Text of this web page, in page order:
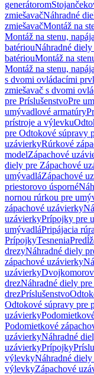
generátorom
zmiešavačNáhradné
zmiešavačMontáž na
Montáž na stenu,
batériouNáhradné diely
batériouMontáž na
Montáž na stenu,
s dvomi ovládacími
zmiešavač s dvomi
pre PríslušenstvoPre
umývadlové armatúry
prístroje a výlevku
pre Odtokové súpravy
uzávierkyRúrkové
modelZápachové
diely pre Zápachové
umývadláZápachové
priestorovo úsporné
nornou rúrkou pre
zápachové uzávierky
uzávierkyPrípojky pre
umývadláPripájacia
PrípojkyTesnenia
drezyNáhradné diely
zápachové uzávierky
uzávierky
drezNáhradné diely
drezPríslušenstvo
Odtokové súpravy pre
uzávierky
Podomietkové
uzávierkyNáhradné
uzávierkyPrípojky
výlevkyNáhradné
výlevkyZápachové